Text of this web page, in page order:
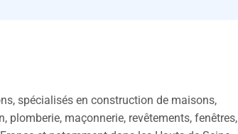
spécialisés en construction de maisons,
plomberie, maçonnerie, revêtements, fenêtres,